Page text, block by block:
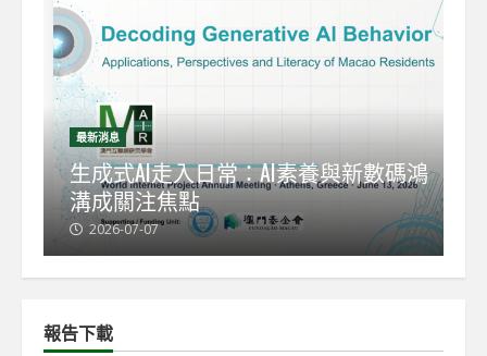
最新消息
生成式AI走入日常：AI素養與新數碼鴻
溝成關注焦點
2026-07-07
報告下載